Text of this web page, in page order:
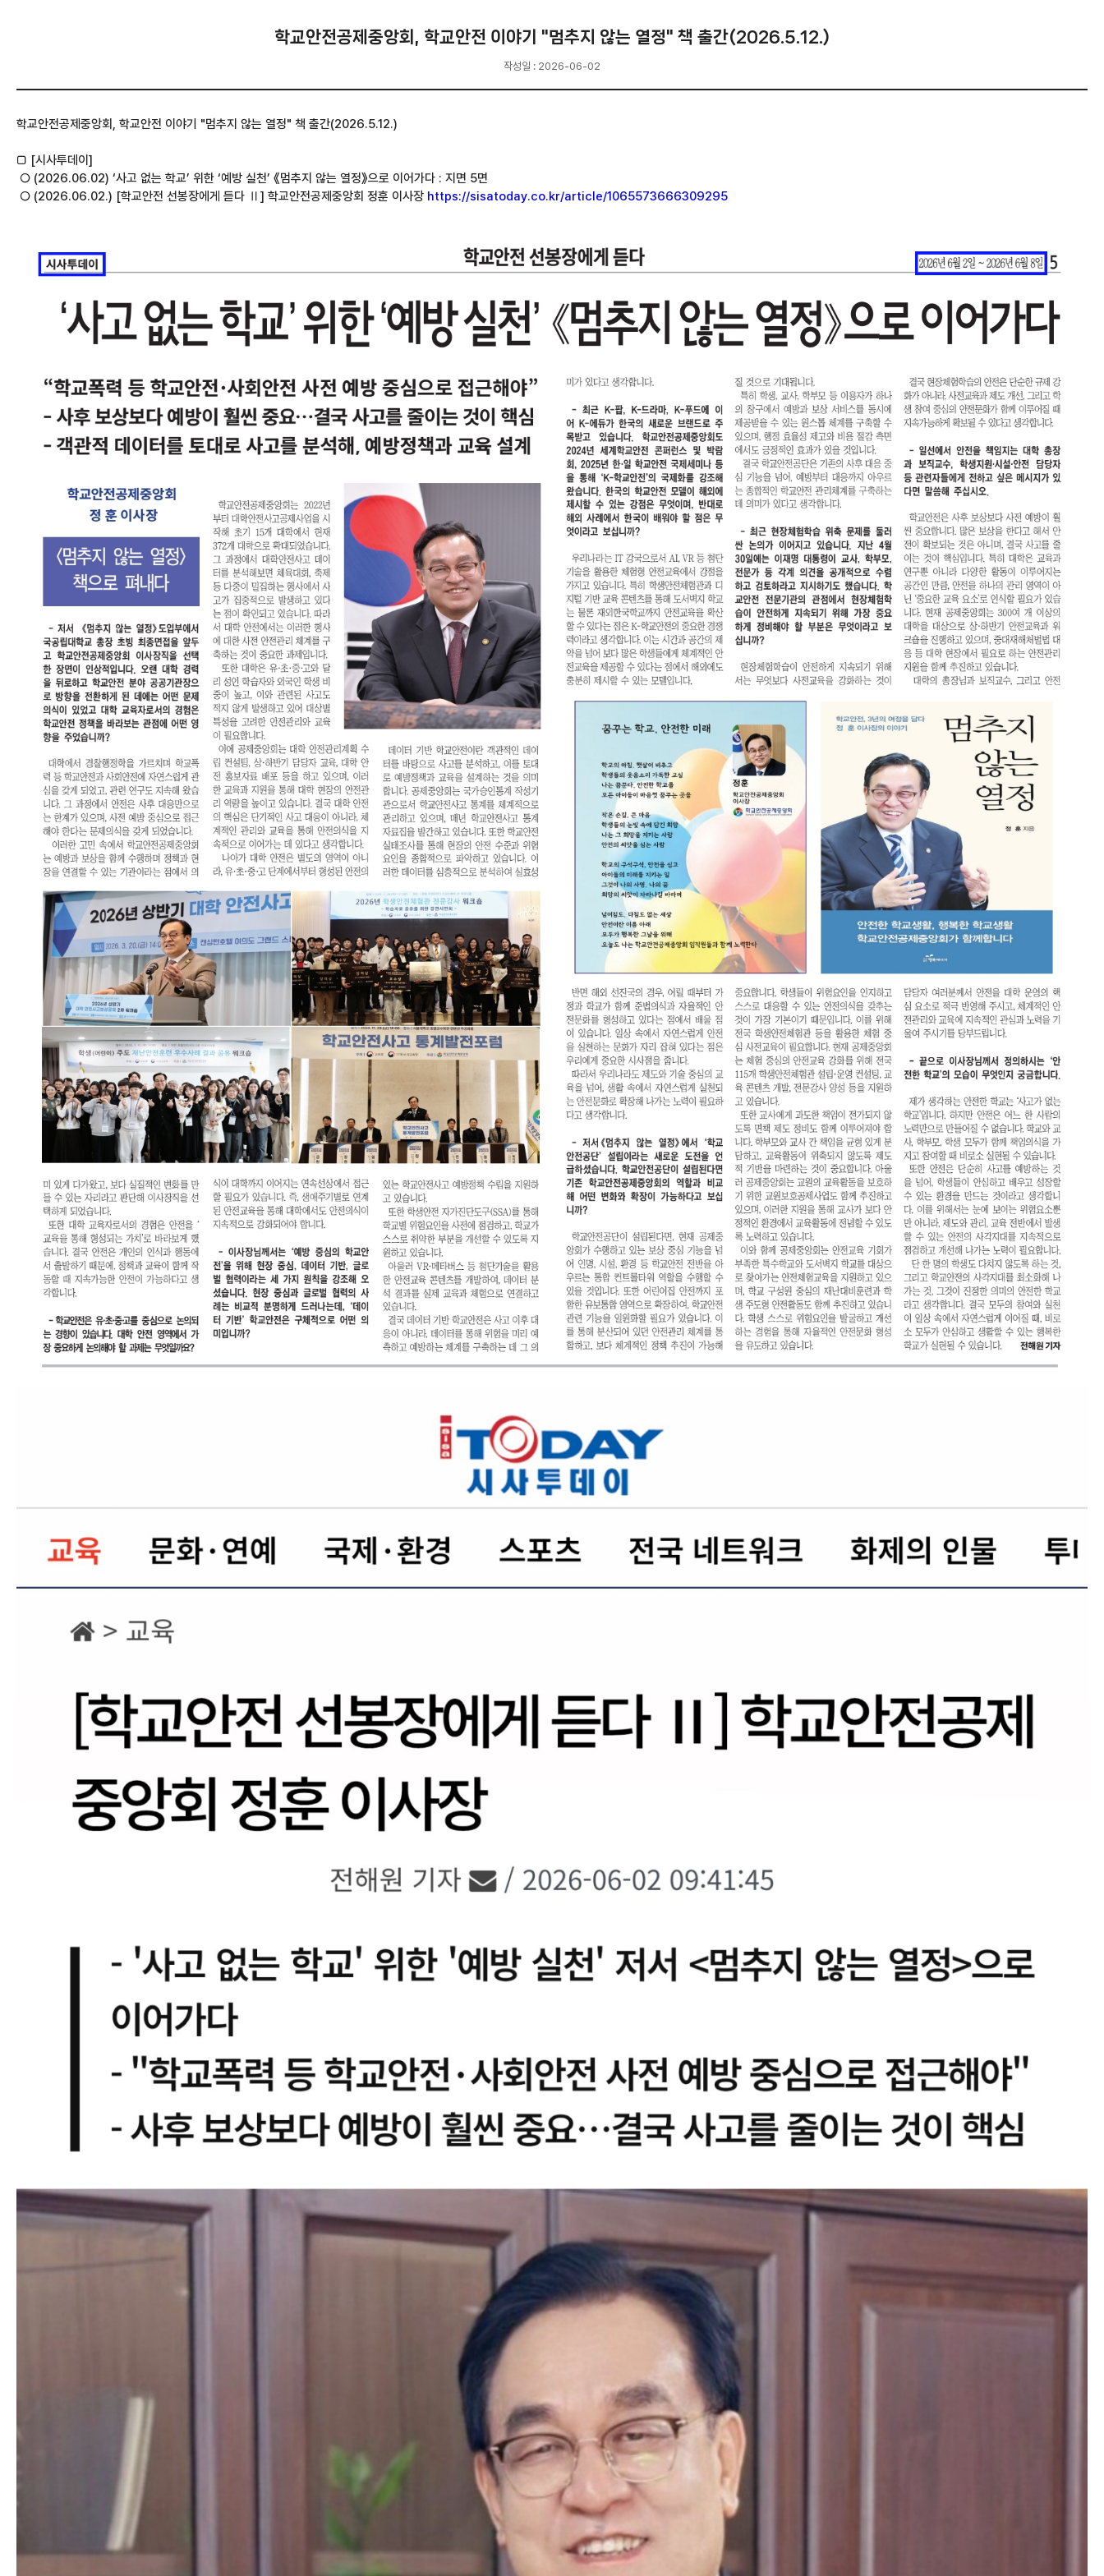
학교안전공제중앙회, 학교안전 이야기 "멈추지 않는 열정" 책 출간(2026.5.12.)
작성일 : 2026-06-02
학교안전공제중앙회, 학교안전 이야기 "멈추지 않는 열정" 책 출간(2026.5.12.)
□ [시사투데이]
○ (2026.06.02) ‘사고 없는 학교’ 위한 ‘예방 실천’ 《멈추지 않는 열정》으로 이어가다 : 지면 5면
○ (2026.06.02.) [학교안전 선봉장에게 듣다 Ⅱ] 학교안전공제중앙회 정훈 이사장 https://sisatoday.co.kr/article/1065573666309295